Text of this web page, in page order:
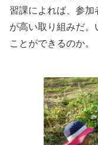
習課によれば、参
が高い取り組みだ
ことができるのか。